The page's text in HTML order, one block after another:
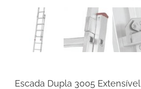
Escada Dupla 3005 Extensível